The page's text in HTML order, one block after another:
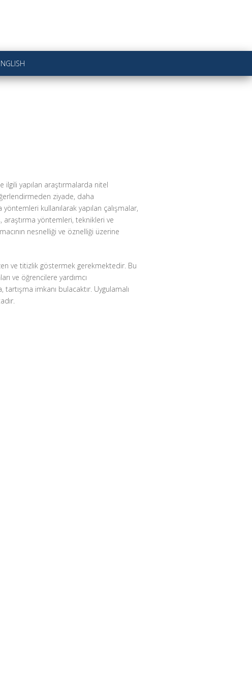
ilgili yapılan araştırmalarda nitel
ziyade, daha
kullanılarak yapılan çalışmalar,
araştırma yöntemleri, teknikleri ve
nesnelliği ve öznelliği üzerine
ve titizlik göstermek gerekmektedir. Bu
ve öğrencilere yardımcı
imkanı bulacaktır. Uygulamalı